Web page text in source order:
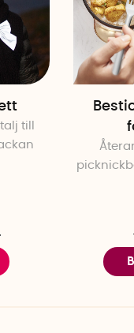
till